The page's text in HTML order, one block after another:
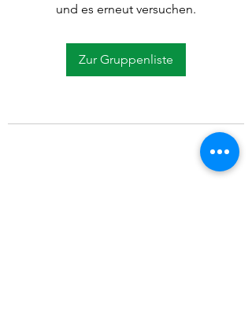
und es erneut versuchen.
Zur Gruppenliste